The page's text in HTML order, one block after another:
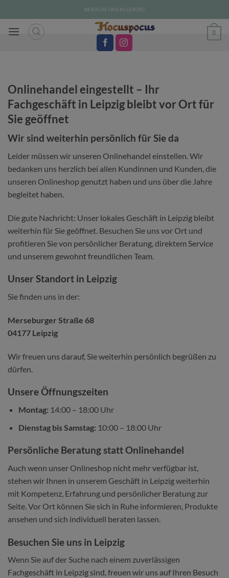
Inhalt
springen
BESUCHE UNS IN LEIPZIG
0
Onlinehandel eingestellt – Ihr
Fachgeschäft in Leipzig bleibt vor Ort für
Sie geöffnet
Wir sind weiterhin persönlich für Sie da
Leider müssen wir unseren Onlinehandel einstellen. Wir
bedanken uns herzlich bei allen Kundinnen und Kunden, die
unseren Onlineshop genutzt haben und uns über die Jahre
begleitet haben.
Die gute Nachricht: Unser lokales Geschäft in Leipzig bleibt
weiterhin für Sie geöffnet. Besuchen Sie uns vor Ort und
profitieren Sie von persönlicher Beratung, direktem Service
und unserem gewohnt freundlichen Team.
Unser Standort in Leipzig
Sie finden uns in der:
Merseburger Straße 68
04177 Leipzig
Wir freuen uns darauf, Sie weiterhin persönlich begrüßen zu
dürfen.
Unsere Öffnungszeiten
Montag: 14:00 – 18:00 Uhr
Dienstag bis Samstag: 10:00 – 18:00 Uhr
Persönliche Beratung statt Onlinehandel
Auch wenn unser Onlineshop nicht mehr verfügbar ist,
stehen wir Ihnen in unserem Geschäft in Leipzig weiterhin
mit Kompetenz, Erfahrung und persönlicher Beratung zur
Seite. Vor Ort können Sie sich in Ruhe informieren, Produkte
ansehen und sich individuell beraten lassen.
Besuchen Sie uns in Leipzig
Wenn Sie auf der Suche nach einem zuverlässigen
Fachgeschäft in Leipzig sind, freuen wir uns auf Ihren Besuch